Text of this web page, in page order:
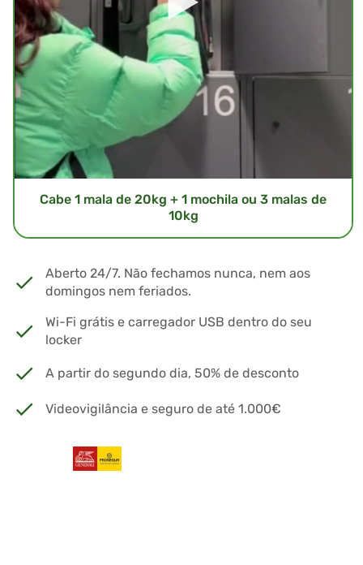
Cabe 1 mala de 20kg + 1 mochila ou 3 malas de
10kg
Aberto 24/7. Não fechamos nunca, nem aos
domingos nem feriados.
Wi-Fi grátis e carregador USB dentro do seu
locker
A partir do segundo dia, 50% de desconto
Videovigilância e seguro de até 1.000€